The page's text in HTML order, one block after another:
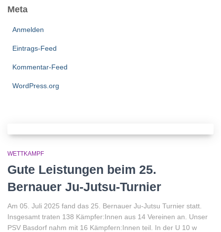
Meta
Anmelden
Eintrags-Feed
Kommentar-Feed
WordPress.org
WETTKAMPF
Gute Leistungen beim 25.
Bernauer Ju-Jutsu-Turnier
Am 05. Juli 2025 fand das 25. Bernauer Ju-Jutsu Turnier statt.
Insgesamt traten 138 Kämpfer:Innen aus 14 Vereinen an. Unser
PSV Basdorf nahm mit 16 Kämpfern:Innen teil. In der U 10 w